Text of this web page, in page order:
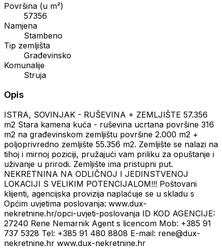
Površina (u m²)
57356
Namjena
Stambeno
Tip zemljišta
Građevinsko
Komunalije
Struja
Opis
ISTRA, SOVINJAK - RUŠEVINA + ZEMLJIŠTE 57.356
m2 Stara kamena kuća - ruševina ucrtana površine 316
m2 na građevinskom zemljištu površine 2.000 m2 +
poljoprivredno zemljište 55.356 m2. Zemljište se nalazi na
tihoj i mirnoj poziciji, pružajući vam priliku za opuštanje i
uživanje u prirodi. Zemljište ima pristupni put.
NEKRETNINA NA ODLIČNOJ I JEDINSTVENOJ
LOKACIJI S VELIKIM POTENCIJALOM!!! Poštovani
klijenti, agencijska provizija naplaćuje se u skladu s
Općim uvjetima poslovanja: www.dux-
nekretnine.hr/opci-uvjeti-poslovanja ID KOD AGENCIJE:
27240 Rene Nemarnik Agent s licencom Mob: +385 91
737 5328 Tel: +385 91 480 8808 E-mail: rene@dux-
nekretnine.hr www.dux-nekretnine.hr